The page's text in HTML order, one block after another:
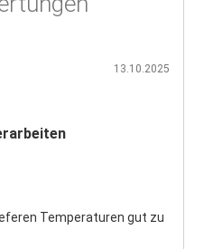
13.10.2025
Temperaturen gut zu